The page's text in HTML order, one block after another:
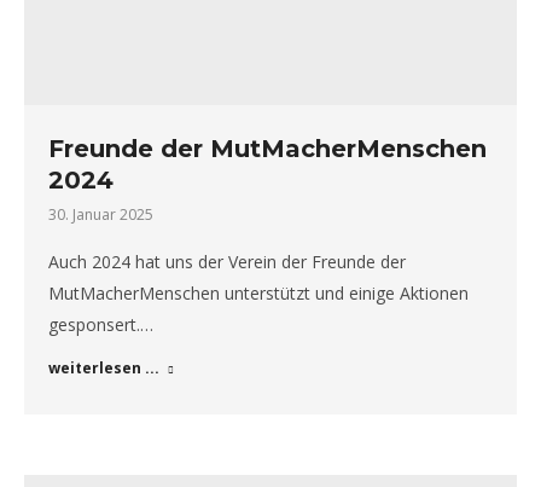
Freunde der MutMacherMenschen
2024
30. Januar 2025
Auch 2024 hat uns der Verein der Freunde der
MutMacherMenschen unterstützt und einige Aktionen
gesponsert.…
weiterlesen ...